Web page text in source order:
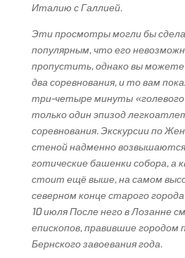
Италию с Галлией.
Эти просмотры могли бы
популярным, что его
пропустить, однако вы
два соревнования, и то вам
три-четыре минуты
только один эпизод
соревнования. Экскурсии по
стеной надменно
готические башенки собора, а
стоит ещё выше, на самом
северном конце старого
10 июля После него в Лозанне
епископов, правившие
Бернского завоевания года.